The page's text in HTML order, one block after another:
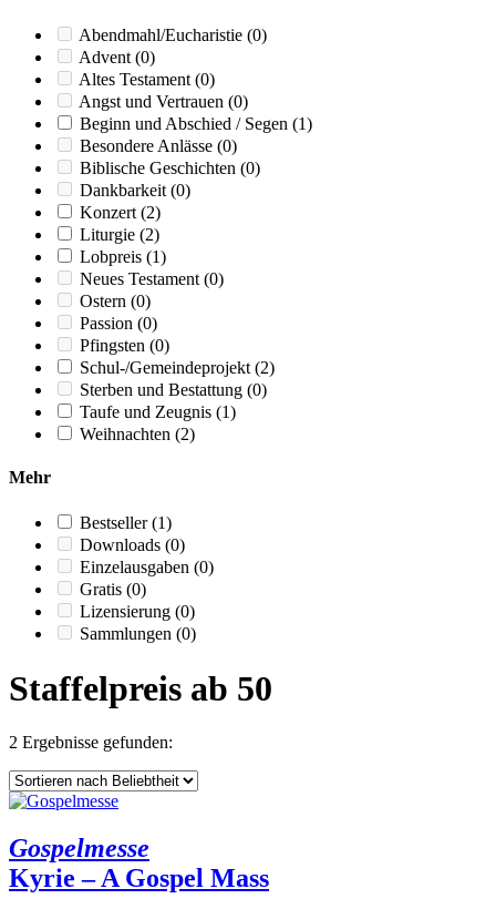
Abendmahl/Eucharistie (0)
Advent (0)
Altes Testament (0)
Angst und Vertrauen (0)
Beginn und Abschied / Segen (1)
Besondere Anlässe (0)
Biblische Geschichten (0)
Dankbarkeit (0)
Konzert (2)
Liturgie (2)
Lobpreis (1)
Neues Testament (0)
Ostern (0)
Passion (0)
Pfingsten (0)
Schul-/Gemeindeprojekt (2)
Sterben und Bestattung (0)
Taufe und Zeugnis (1)
Weihnachten (2)
Mehr
Bestseller(1)
Downloads (0)
Einzelausgaben (0)
Gratis (0)
Lizensierung (0)
Sammlungen (0)
Staffelpreis ab 50
2 Ergebnisse gefunden:
Gospelmesse
Kyrie – A Gospel Mass